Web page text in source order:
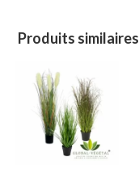
Produits similaires